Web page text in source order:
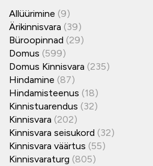
Allüürimine (9)
Ärikinnisvara (39)
Büroopinnad (29)
Domus (599)
Domus Kinnisvara (235)
Hindamine (87)
Hindamisteenus (18)
Kinnistuarendus (32)
Kinnisvara (202)
Kinnisvara seisukord (32)
Kinnisvara väärtus (55)
Kinnisvaraturg (805)